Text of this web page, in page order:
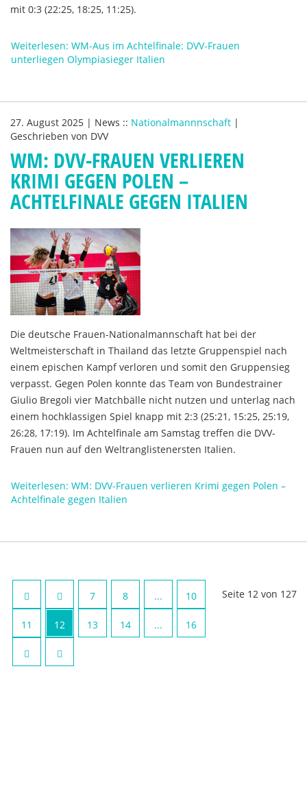
mit 0:3 (22:25, 18:25, 11:25).
Weiterlesen: WM-Aus im Achtelfinale: DVV-Frauen
unterliegen Olympiasieger Italien
27. August 2025 | News :: Nationalmannnschaft |
Geschrieben von DVV
WM: DVV-FRAUEN VERLIEREN
KRIMI GEGEN POLEN –
ACHTELFINALE GEGEN ITALIEN
Die deutsche Frauen-Nationalmannschaft hat bei der
Weltmeisterschaft in Thailand das letzte Gruppenspiel nach
einem epischen Kampf verloren und somit den Gruppensieg
verpasst. Gegen Polen konnte das Team von Bundestrainer
Giulio Bregoli vier Matchbälle nicht nutzen und unterlag nach
einem hochklassigen Spiel knapp mit 2:3 (25:21, 15:25, 25:19,
26:28, 17:19). Im Achtelfinale am Samstag treffen die DVV-
Frauen nun auf den Weltranglistenersten Italien.
Weiterlesen: WM: DVV-Frauen verlieren Krimi gegen Polen –
Achtelfinale gegen Italien
Seite 12 von 127
7 8 ... 10
11 12 13 14 ... 16